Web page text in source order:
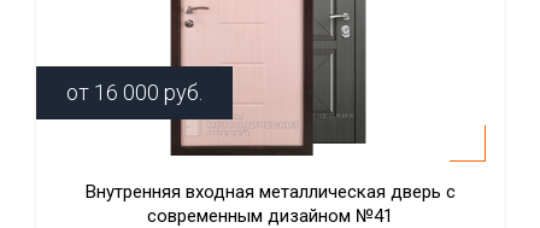
от 16 000 руб.
Внутренняя входная металлическая дверь с
современным дизайном №41